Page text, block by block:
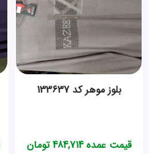
بلوز موهر کد 133637
قیمت عمده484,714 تومان